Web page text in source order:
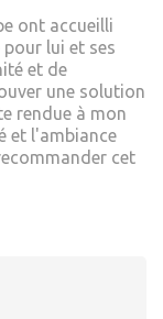
ont accueilli
lui et ses
et de
une solution
rendue à mon
et l'ambiance
cet